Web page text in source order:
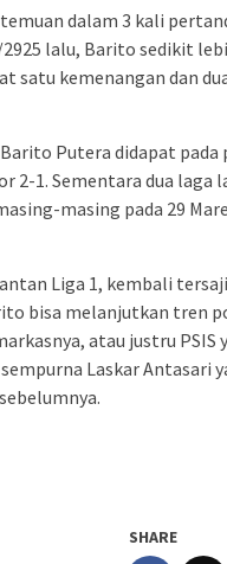
dalam 3 kali
lalu, Barito sedikit
satu kemenangan dan
Putera didapat pada
2-1. Sementara dua laga
masing pada 29
Liga 1, kembali
bisa melanjutkan tren
atau justru PSIS
Laskar Antasari
SHARE